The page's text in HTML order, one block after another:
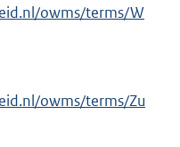
owms/terms/W
owms/terms/Zu